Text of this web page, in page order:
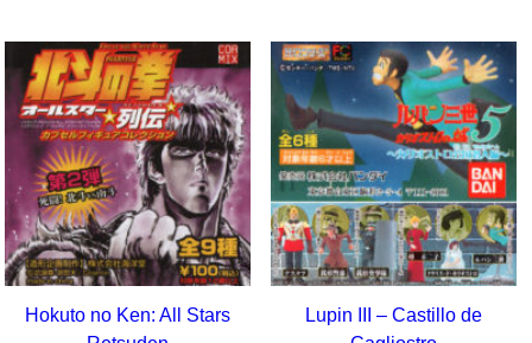
Hokuto no Ken: All Stars
Lupin III – Castillo de